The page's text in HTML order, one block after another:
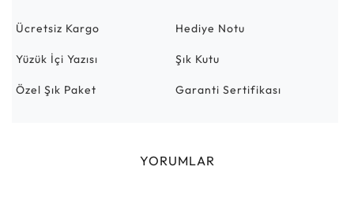
Ücretsiz Kargo Hediye Notu
Yüzük İçi Yazısı Şık Kutu
Özel Şık Paket Garanti Sertifikası
YORUMLAR